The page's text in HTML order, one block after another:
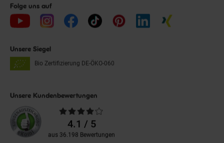
Folge uns auf
Unsere Siegel
Bio Zertifizierung DE-ÖKO-060
Unsere Kundenbewertungen
Durchschnittliche
Bewertungen4.1 / 5
aus 36.198 Bewertungen